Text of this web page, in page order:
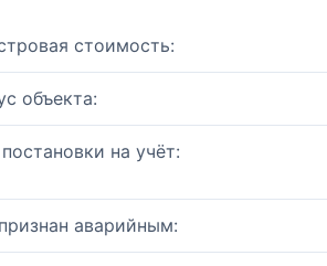
стоимость:
объекта:
на учёт:
аварийным: